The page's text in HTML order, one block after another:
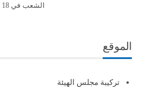
الشعب في 18 جويلية 2017
الموقع
تركيبة مجلس الهيئة